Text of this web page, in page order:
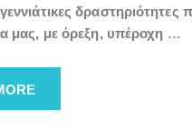
μας, με όρεξη, υπέροχη …